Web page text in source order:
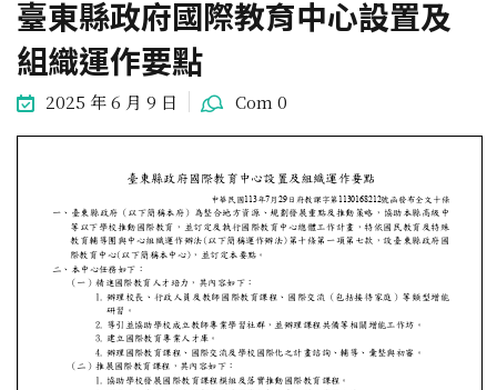
臺東縣政府國際教育中心設置及
組織運作要點
2025 年 6 月 9 日 Com 0